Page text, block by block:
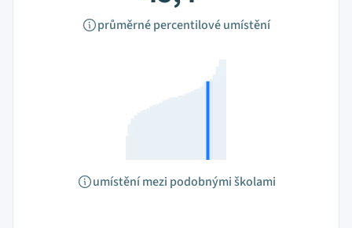
průměrné percentilové umístění
umístění mezi podobnými školami